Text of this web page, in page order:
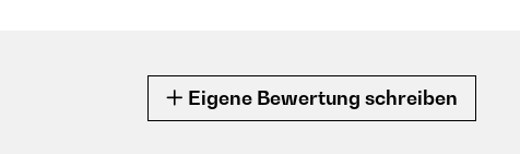
Eigene Bewertung schreiben